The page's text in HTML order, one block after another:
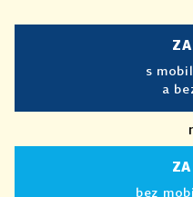
s
a
bez